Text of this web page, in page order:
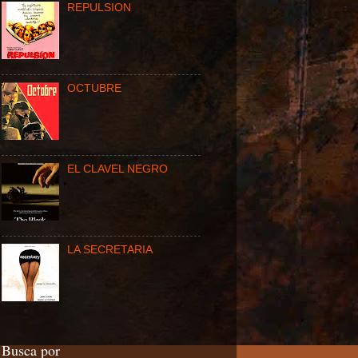
REPULSION
OCTUBRE
EL CLAVEL NEGRO
LA SECRETARIA
Busca por